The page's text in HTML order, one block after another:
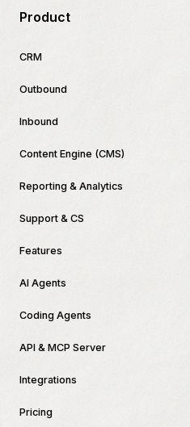
Product
CRM
Outbound
Inbound
Content Engine (CMS)
Reporting & Analytics
Support & CS
Features
AI Agents
Coding Agents
API & MCP Server
Integrations
Pricing